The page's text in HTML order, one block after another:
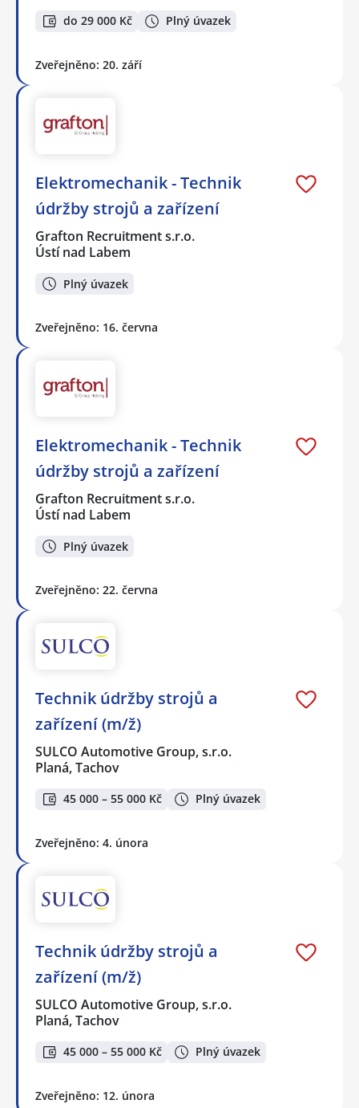
do 29 000 Kč Plný úvazek
Zveřejněno: 20. září
Elektromechanik - Technik
údržby strojů a zařízení
Grafton Recruitment s.r.o.
Ústí nad Labem
Plný úvazek
Zveřejněno: 16. června
Elektromechanik - Technik
údržby strojů a zařízení
Grafton Recruitment s.r.o.
Ústí nad Labem
Plný úvazek
Zveřejněno: 22. června
Technik údržby strojů a
zařízení (m/ž)
SULCO Automotive Group, s.r.o.
Planá, Tachov
45 000 – 55 000 Kč Plný úvazek
Zveřejněno: 4. února
Technik údržby strojů a
zařízení (m/ž)
SULCO Automotive Group, s.r.o.
Planá, Tachov
45 000 – 55 000 Kč Plný úvazek
Zveřejněno: 12. února